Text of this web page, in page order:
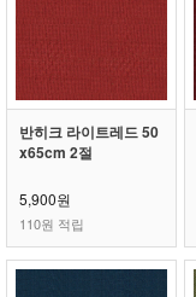
반히크 라이트레드 50
x65cm 2절
5,900원
110원 적립